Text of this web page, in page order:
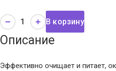
В корзину
Описание
Эффективно очищает и питает,